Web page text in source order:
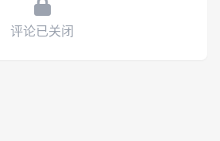
评论已关闭